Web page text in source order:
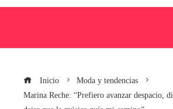
Inicio
Moda y tendencias
Marina Reche: “Prefiero avanzar despacio,